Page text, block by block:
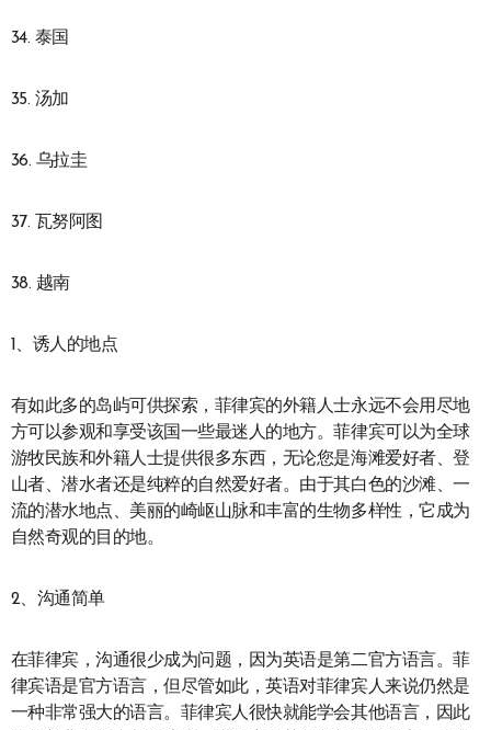
34. 泰国
35. 汤加
36. 乌拉圭
37. 瓦努阿图
38. 越南
1、诱人的地点
有如此多的岛屿可供探索，菲律宾的外籍人士永远不会用尽地
方可以参观和享受该国一些最迷人的地方。菲律宾可以为全球
游牧民族和外籍人士提供很多东西，无论您是海滩爱好者、登
山者、潜水者还是纯粹的自然爱好者。由于其白色的沙滩、一
流的潜水地点、美丽的崎岖山脉和丰富的生物多样性，它成为
自然奇观的目的地。
2、沟通简单
在菲律宾，沟通很少成为问题，因为英语是第二官方语言。菲
律宾语是官方语言，但尽管如此，英语对菲律宾人来说仍然是
一种非常强大的语言。菲律宾人很快就能学会其他语言，因此